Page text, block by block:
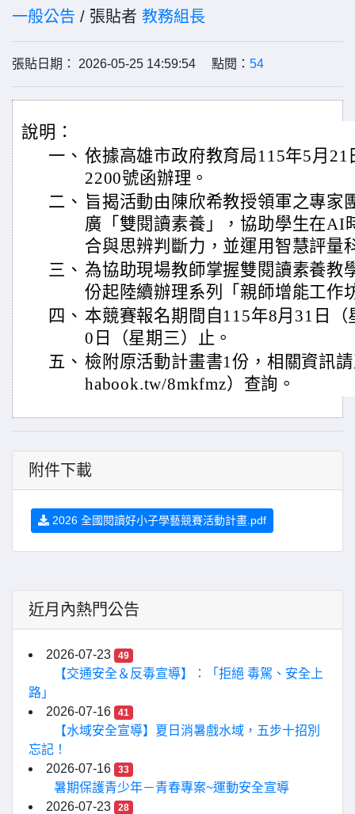
一般公告 / 張貼者 教務組長
張貼日期： 2026-05-25 14:59:54 點閱： 54
說明：
一、 依據高雄市政府教育局115年5月
2200號函辦理。
二、 旨揭活動由陳欣希教授領軍之專家
廣「雙閱讀素養」，協助學生在AI
合與思辨判斷力，並運用智慧評量
三、 為協助現場教師掌握雙閱讀素養教
份起陸續辦理系列「親師增能工作
四、 本競賽報名期間自115年8月31日
0日（星期三）止。
五、 檢附原活動計畫書1份，相關資訊
habook.tw/8mkfmz）查詢。
附件下載
2026 全國閱讀好小子學藝競賽活動計畫.pdf
近月內熱門公告
2026-07-23 49
【交通安全＆反毒宣導】：「拒絕 毒駕、安全上
路」
2026-07-16
41
【水域安全宣導】夏日消暑戲水域，五步十招別
忘記！
2026-07-16
33
暑期保護青少年－青春專案~運動安全宣導
2026-07-23
28